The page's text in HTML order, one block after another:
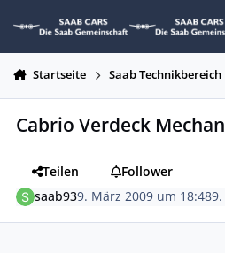
Startseite Saab Technikbereich
Cabrio Verdeck
Teilen
Follower
saab939. März 2009 um 18:48